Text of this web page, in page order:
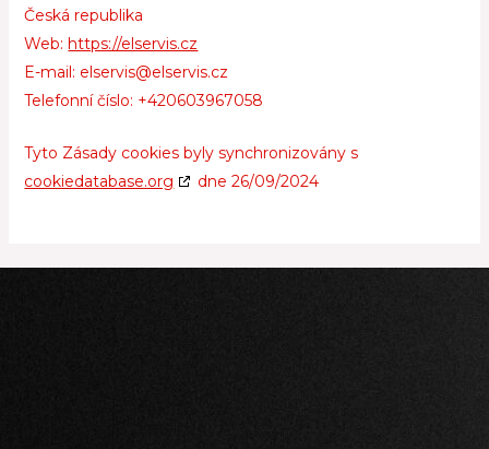
Česká republika
Web:https://elservis.cz
E-mail: elservis@elservis.cz
Telefonní číslo: +420603967058
Tyto Zásady cookies byly synchronizovány s
cookiedatabase.org
dne 26/09/2024